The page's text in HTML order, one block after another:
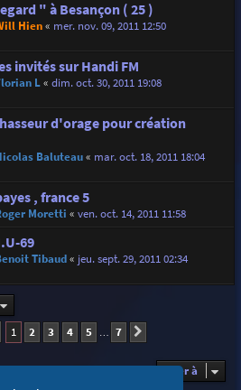
" à Besançon ( 25 )
Hien« mer. nov. 09, 2011 12:50
invités sur Handi FM
L« dim. oct. 30, 2011 19:08
d'orage pour création
Baluteau« mar. oct. 18, 2011 18:04
, france 5
Moretti « ven. oct. 14, 2011 11:58
69
Tibaud« jeu. sept. 29, 2011 02:34
1sur
1 2 3 4 5 7
Aller à